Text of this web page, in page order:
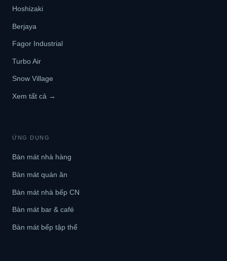
Hoshizaki
Berjaya
Fagor Industrial
Turbo Air
Snow Village
Xem tất cả →
ỨNG DỤNG
Bàn mát nhà hàng
Bàn mát quán ăn
Bàn mát nhà bếp CN
Bàn mát bar & café
Bàn mát bếp tập thể